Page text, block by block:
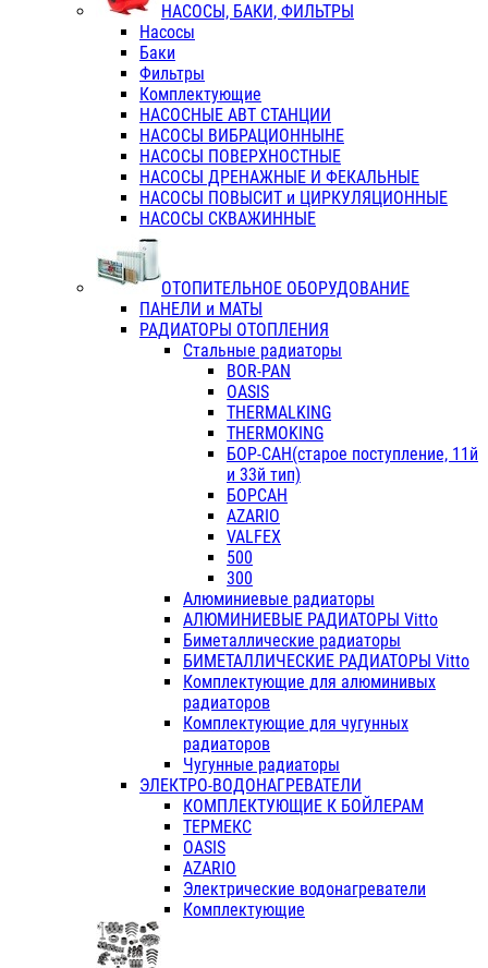
НАСОСЫ, БАКИ, ФИЛЬТРЫ
Насосы
Баки
Фильтры
Комплектующие
НАСОСНЫЕ АВТ СТАНЦИИ
НАСОСЫ ВИБРАЦИОННЫНЕ
НАСОСЫ ПОВЕРХНОСТНЫЕ
НАСОСЫ ДРЕНАЖНЫЕ И ФЕКАЛЬНЫЕ
НАСОСЫ ПОВЫСИТ и ЦИРКУЛЯЦИОННЫЕ
НАСОСЫ СКВАЖИННЫЕ
ОТОПИТЕЛЬНОЕ ОБОРУДОВАНИЕ
ПАНЕЛИ и МАТЫ
РАДИАТОРЫ ОТОПЛЕНИЯ
Стальные радиаторы
BOR-PAN
OASIS
THERMALKING
THERMOKING
БОР-САН(старое поступление, 11й
и 33й тип)
БОРСАН
AZARIO
VALFEX
500
300
Алюминиевые радиаторы
АЛЮМИНИЕВЫЕ РАДИАТОРЫ Vitto
Биметаллические радиаторы
БИМЕТАЛЛИЧЕСКИЕ РАДИАТОРЫ Vitto
Комплектующие для алюминивых
радиаторов
Комплектующие для чугунных
радиаторов
Чугунные радиаторы
ЭЛЕКТРО-ВОДОНАГРЕВАТЕЛИ
КОМПЛЕКТУЮЩИЕ К БОЙЛЕРАМ
ТЕРМЕКС
OASIS
AZARIO
Электрические водонагреватели
Комплектующие